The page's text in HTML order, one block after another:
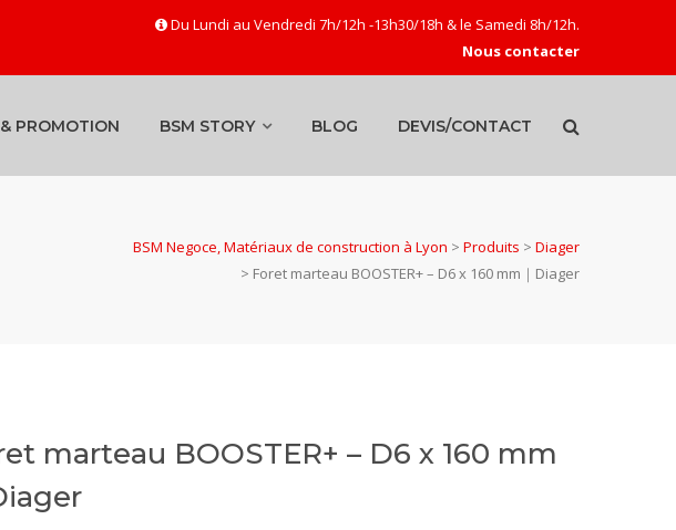
Du Lundi au Vendredi 7h/12h -13h30/18h & le Samedi 8h/12h.
Nous contacter
PROMOTION BSM STORY BLOG DEVIS/CONTACT
BSM Negoce, Matériaux de construction à Lyon > Produits > Diager
> Foret marteau BOOSTER+ – D6 x 160 mm｜Diager
marteau BOOSTER+ – D6 x 160 mm